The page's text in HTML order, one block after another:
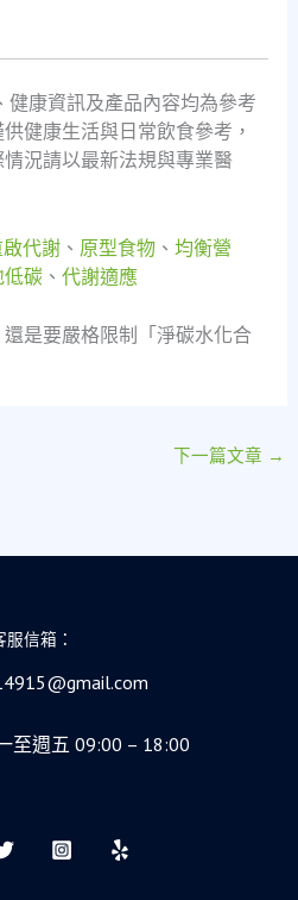
康資訊及產品內容均為參考
健康生活與日常飲食參考，
況請以最新法規與專業醫
啟代謝、 原型食物、 均衡營
低碳、 代謝適應
是要嚴格限制「淨碳水化合
下一篇文章 →
服信箱：
至週五 09:00 – 18:00